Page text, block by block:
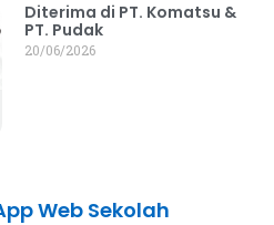
Diterima di PT. Komatsu &
PT. Pudak
20/06/2026
Web Sekolah